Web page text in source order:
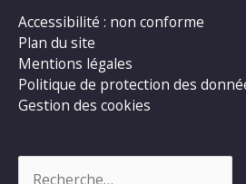
Accessibilité : non conforme
Plan du site
Mentions légales
Politique de protection des
Gestion des cookies